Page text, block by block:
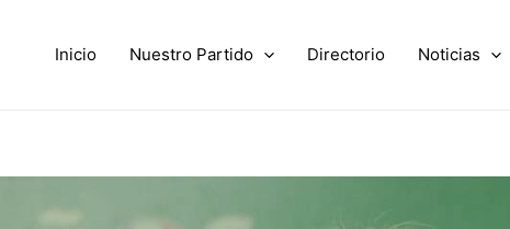
Inicio Nuestro Partido Directorio Noticias